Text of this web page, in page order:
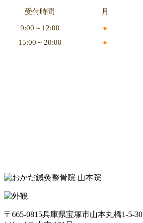
受付時間 月
9:00～12:00 ●
15:00～20:00
●
〒665-0815兵庫県宝塚市山本丸橋1-5-30